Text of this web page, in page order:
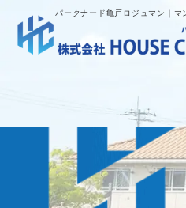
パークナード亀戸ロジュマン｜